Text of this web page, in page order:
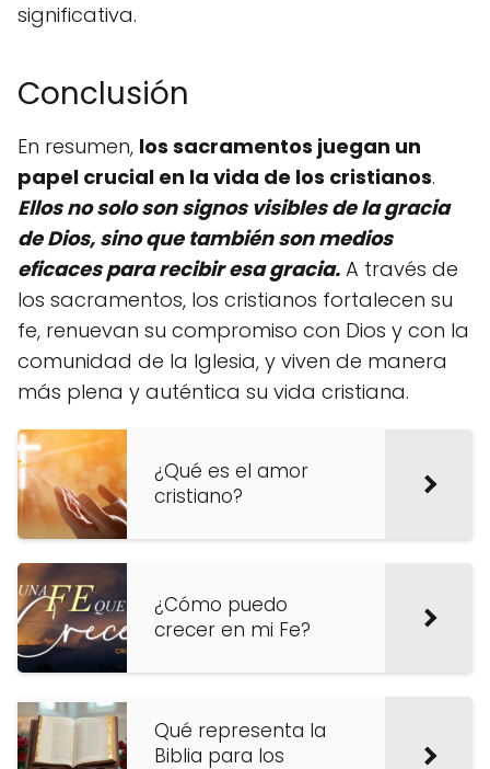
significativa.
Conclusión
En resumen, los sacramentos juegan un
papel crucial en la vida de los cristianos.
Ellos no solo son signos visibles de la gracia
de Dios, sino que también son medios
eficaces para recibir esa gracia. A través de
los sacramentos, los cristianos fortalecen su
fe, renuevan su compromiso con Dios y con la
comunidad de la Iglesia, y viven de manera
más plena y auténtica su vida cristiana.
¿Qué es el amor
cristiano?
¿Cómo puedo
crecer en mi Fe?
Qué representa la
Biblia para los